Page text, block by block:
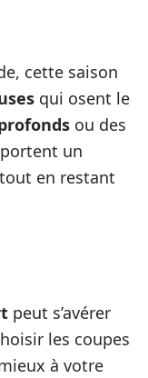
cette saison
qui osent le
ou des
un
en restant
peut s’avérer
les coupes
à votre